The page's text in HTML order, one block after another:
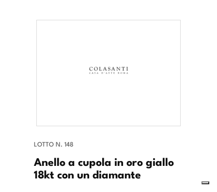
LOTTO N. 148
Anello a cupola in oro giallo
18kt con un diamante